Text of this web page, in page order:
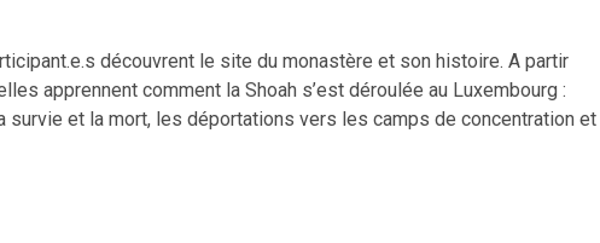
découvrent le site du monastère et son histoire. A partir
apprennent comment la Shoah s’est déroulée au Luxembourg :
survie et la mort, les déportations vers les camps de concentration et